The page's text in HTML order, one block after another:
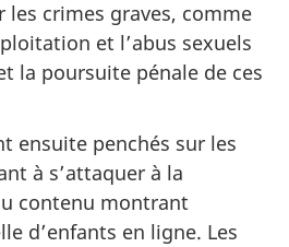
les crimes graves, comme
et l’abus sexuels
la poursuite pénale de ces
ensuite penchés sur les
à s’attaquer à la
contenu montrant
d’enfants en ligne. Les